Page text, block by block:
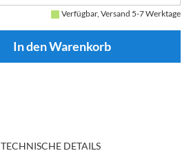
Verfügbar, Versand 5-7 Werktage
TECHNISCHE DETAILS